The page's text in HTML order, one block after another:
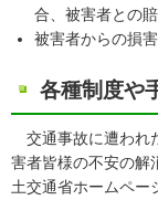
合、被害者との
被害者からの損
各種制度や
交通事故に遭われ
害者皆様の不安の解
土交通省ホームペー